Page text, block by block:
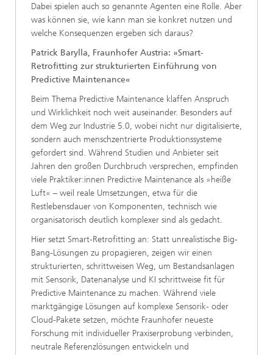
Dabei spielen auch so genannte Agenten eine Rolle. Aber
was können sie, wie kann man sie konkret nutzen und
welche Konsequenzen ergeben sich daraus?
Patrick Barylla, Fraunhofer Austria: »Smart-
Retrofitting zur strukturierten Einführung von
Predictive Maintenance«
Beim Thema Predictive Maintenance klaffen Anspruch
und Wirklichkeit noch weit auseinander. Besonders auf
dem Weg zur Industrie 5.0, wobei nicht nur digitalisierte,
sondern auch menschzentrierte Produktionssysteme
gefordert sind. Während Studien und Anbieter seit
Jahren den großen Durchbruch versprechen, empfinden
viele Praktiker:innen Predictive Maintenance als »heiße
Luft« – weil reale Umsetzungen, etwa für die
Restlebensdauer von Komponenten, technisch wie
organisatorisch deutlich komplexer sind als gedacht.
Hier setzt Smart-Retrofitting an: Statt unrealistische Big-
Bang-Lösungen zu propagieren, zeigen wir einen
strukturierten, schrittweisen Weg, um Bestandsanlagen
mit Sensorik, Datenanalyse und KI schrittweise fit für
Predictive Maintenance zu machen. Während viele
marktgängige Lösungen auf komplexe Sensorik- oder
Cloud-Pakete setzen, möchte Fraunhofer neueste
Forschung mit individueller Praxiserprobung verbinden,
neutrale Referenzlösungen entwickeln und